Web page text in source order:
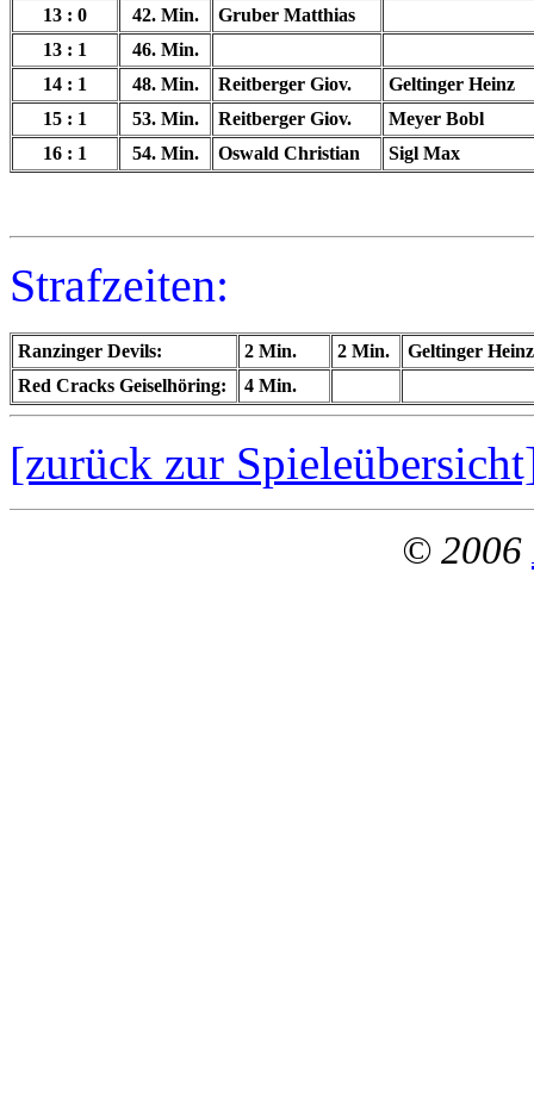
13 : 0 42. Min.
Gruber Matthias
13 : 1
46. Min.
14 : 1
48. Min. Reitberger Giov.
Geltinger Heinz
15 : 1
53. Min. Reitberger Giov.
Meyer Bobl
16 : 1
54.Min. Oswald Christian Sigl Max
Strafzeiten:
Ranzinger Devils: 2 Min. 2 Min.
Geltinger Heinz
Red Cracks Geiselhöring:
4 Min.
[zurück zur
© 2006